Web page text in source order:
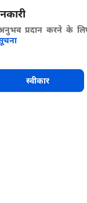
और नष्ट करें।
प्रदान करने के
स्वीकार